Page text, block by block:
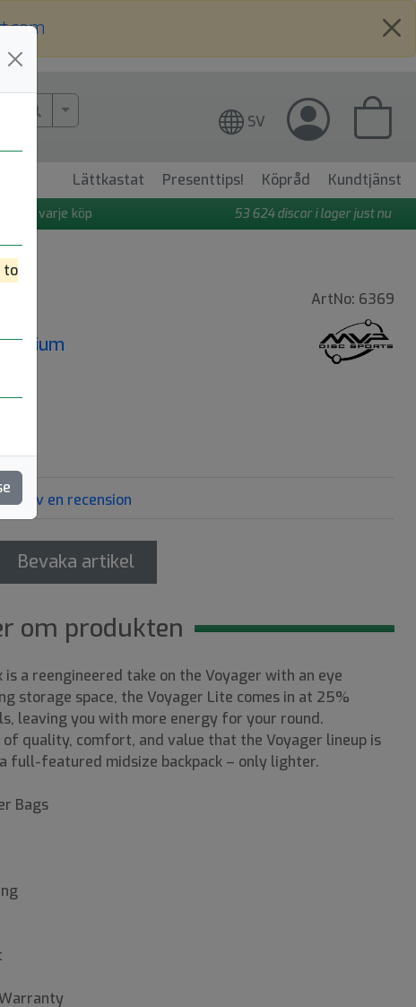
to
More Search.. SV
Lättkastat Presenttips! Köpråd Kundtjänst
på varje köp 53 624 discar i lager just nu
ArtNo: 6369
Skriv en recension
Bevaka artikel
om produkten
is a reengineered take on the Voyager with an eye
storage space, the Voyager Lite comes in at 25%
leaving you with more energy for your round.
quality, comfort, and value that the Voyager lineup is
full-featured midsize backpack – only lighter.
Bags